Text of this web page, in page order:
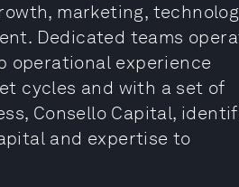
marketing,
Dedicated teams
operational experience
cycles and with a set of
Consello Capital,
and expertise to